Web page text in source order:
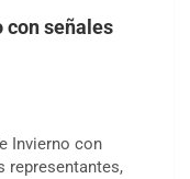
con señales
Invierno con
representantes,